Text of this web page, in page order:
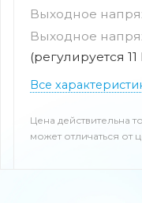
Выходное
Выходное
(регулируется 11
Все
Цена действительна
может отличаться от